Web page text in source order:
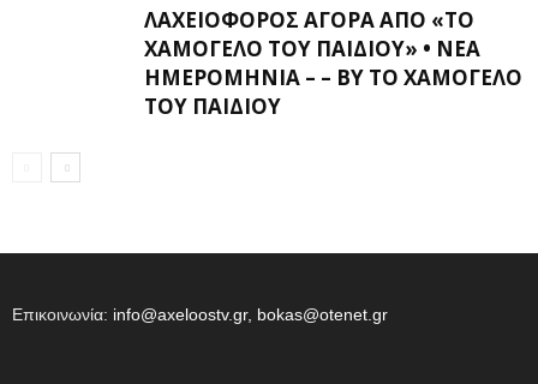
ΛΑΧΕΙΟΦΌΡΟΣ ΑΓΟΡΆ ΑΠΌ «ΤΟ
ΧΑΜΌΓΕΛΟ ΤΟΥ ΠΑΙΔΙΟΎ» • ΝΈΑ
ΗΜΕΡΟΜΗΝΊΑ – – BY ΤΟ ΧΑΜΌΓΕΛΟ
ΤΟΥ ΠΑΙΔΙΟΎ
Επικοινωνία: info@axeloostv.gr, bokas@otenet.gr